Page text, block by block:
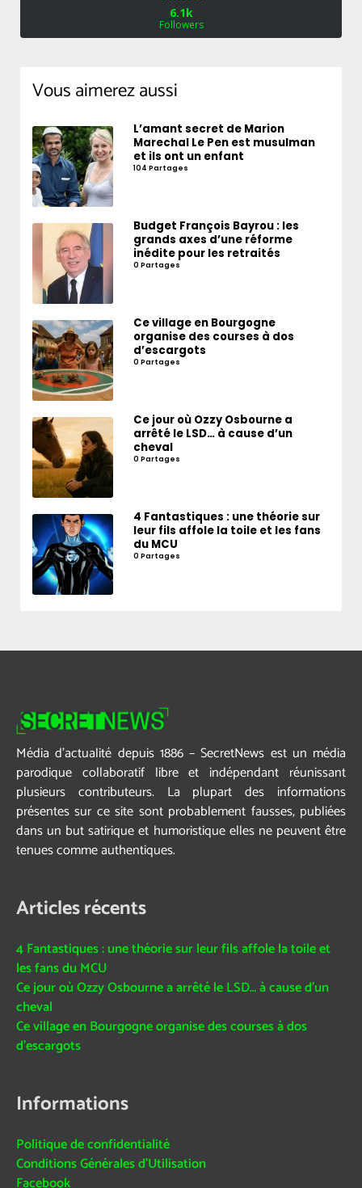
6.1k
Followers
Vous aimerez aussi
L’amant secret de Marion
Marechal Le Pen est musulman
et ils ont un enfant
104 Partages
Budget François Bayrou : les
grands axes d’une réforme
inédite pour les retraités
0 Partages
Ce village en Bourgogne
organise des courses à dos
d’escargots
0 Partages
Ce jour où Ozzy Osbourne a
arrêté le LSD… à cause d’un
cheval
0 Partages
4 Fantastiques : une théorie sur
leur fils affole la toile et les fans
du MCU
0 Partages
Média d’actualité depuis 1886 – SecretNews est un média
parodique collaboratif libre et indépendant réunissant
plusieurs contributeurs. La plupart des informations
présentes sur ce site sont probablement fausses, publiées
dans un but satirique et humoristique elles ne peuvent être
tenues comme authentiques.
Articles récents
4 Fantastiques : une théorie sur leur fils affole la toile et
les fans du MCU
Ce jour où Ozzy Osbourne a arrêté le LSD… à cause d’un
cheval
Ce village en Bourgogne organise des courses à dos
d’escargots
Informations
Politique de confidentialité
Conditions Générales d’Utilisation
Facebook